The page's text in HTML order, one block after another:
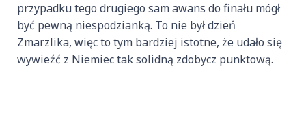
przypadku tego drugiego sam awans do finału mógł
być pewną niespodzianką. To nie był dzień
Zmarzlika, więc to tym bardziej istotne, że udało się
wywieźć z Niemiec tak solidną zdobycz punktową.